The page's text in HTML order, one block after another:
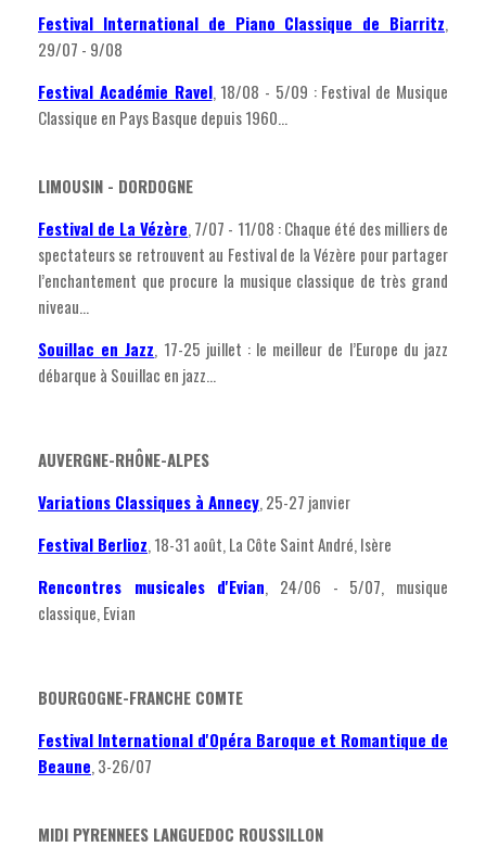
Festival International de Piano Classique de Biarritz,
29/07 - 9/08
Festival Académie Ravel, 18/08 - 5/09 : Festival de Musique
Classique en Pays Basque depuis 1960...
LIMOUSIN - DORDOGNE
Festival de La Vézère, 7/07 - 11/08 : Chaque été des milliers de
spectateurs se retrouvent au Festival de la Vézère pour partager
l’enchantement que procure la musique classique de très grand
niveau...
Souillac en Jazz, 17-25 juillet : le meilleur de l’Europe du jazz
débarque à Souillac en jazz...
AUVERGNE-RHÔNE-ALPES
Variations Classiques à Annecy, 25-27 janvier
Festival Berlioz, 18-31 août, La Côte Saint André, Isère
Rencontres musicales d'Evian, 24/06 - 5/07, musique
classique, Evian
BOURGOGNE-FRANCHE COMTE
Festival International d'Opéra Baroque et Romantique de
Beaune, 3-26/07
MIDI PYRENNEES LANGUEDOC ROUSSILLON